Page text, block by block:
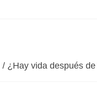
/ ¿Hay vida después